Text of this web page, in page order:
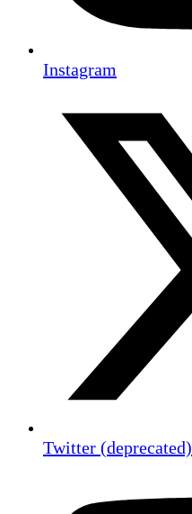
Instagram
Twitter (deprecated)